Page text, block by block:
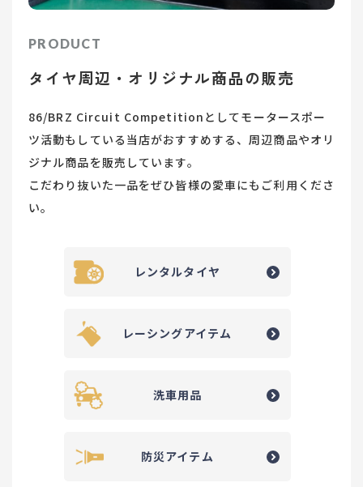
PRODUCT
タイヤ周辺・オリジナル商品の販売
86/BRZ Circuit Competitionとしてモータースポー
ツ活動もしている当店がおすすめする、周辺商品やオリ
ジナル商品を販売しています。
こだわり抜いた一品をぜひ皆様の愛車にもご利用くださ
い。
レンタルタイヤ
レーシングアイテム
洗車用品
防災アイテム